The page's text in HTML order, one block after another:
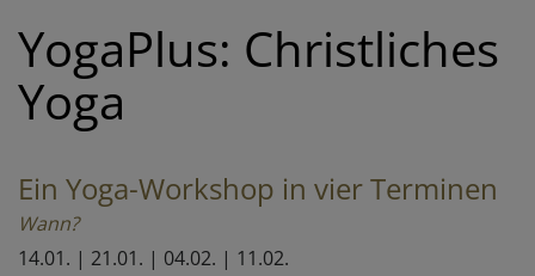
YogaPlus: Christliches
Yoga
Ein Yoga-Workshop in vier Terminen
Wann?
14.01. | 21.01. | 04.02. | 11.02.